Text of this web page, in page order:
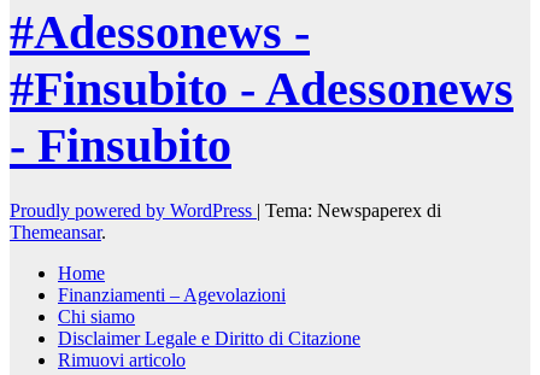
#Adessonews -
#Finsubito - Adessonews
- Finsubito
Proudly powered by WordPress | Tema: Newspaperex di
Themeansar.
Home
Finanziamenti – Agevolazioni
Chi siamo
Disclaimer Legale e Diritto di Citazione
Rimuovi articolo